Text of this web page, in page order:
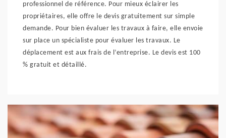
professionnel de référence. Pour mieux éclairer les
propriétaires, elle offre le devis gratuitement sur simple
demande. Pour bien évaluer les travaux à faire, elle envoie
sur place un spécialiste pour évaluer les travaux. Le
déplacement est aux frais de l’entreprise. Le devis est 100
% gratuit et détaillé.